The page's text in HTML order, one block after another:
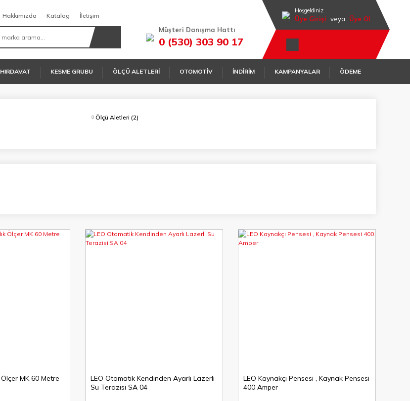
Hakkımızda Katalog İletişim
Müşteri Danışma Hattı
0 (530) 303 90 17
Hoşgeldiniz
Üye Girişi veya Üye Ol
HIRDAVAT KESME GRUBU ÖLÇÜ ALETLERİ OTOMOTİV İNDİRİM KAMPANYALAR ÖDEME
Ölçü Aletleri(2)
MK 60 Metre
LEO Otomatik Kendinden Ayarlı Lazerli
Su Terazisi SA 04
LEO Kaynakçı Pensesi , Kaynak Pensesi
400 Amper